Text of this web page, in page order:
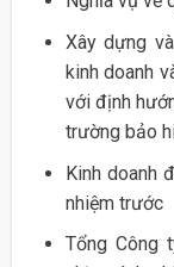
Xây dựng
kinh doanh
với định
trường bảo
Kinh doanh
nhiệm trước
Tổng Công